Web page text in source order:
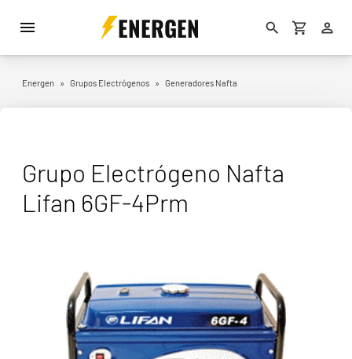
ENERGEN
Energen » Grupos Electrógenos » Generadores Nafta
Grupo Electrógeno Nafta
Lifan 6GF-4Prm